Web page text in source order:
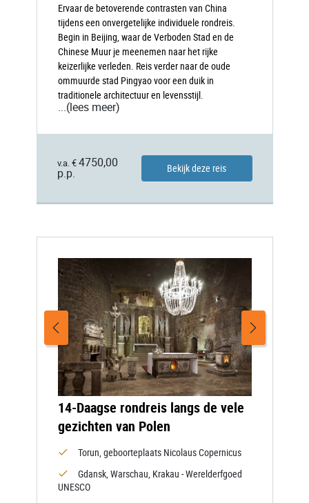
Ervaar de betoverende contrasten van China
tijdens een onvergetelijke individuele rondreis.
Begin in Beijing, waar de Verboden Stad en de
Chinese Muur je meenemen naar het rijke
keizerlijke verleden. Reis verder naar de oude
ommuurde stad Pingyao voor een duik in
traditionele architectuur en levensstijl.
(lees meer)
v.a. € 4750,00
p.p.
Bekijk deze reis
14-Daagse rondreis langs de vele
gezichten van Polen
Torun, geboorteplaats Nicolaus Copernicus
Gdansk, Warschau, Krakau - Werelderfgoed
UNESCO